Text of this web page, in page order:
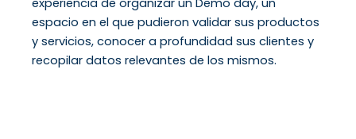
espacio en el que pudieron validar sus productos
y servicios, conocer a profundidad sus clientes y
recopilar datos relevantes de los mismos.